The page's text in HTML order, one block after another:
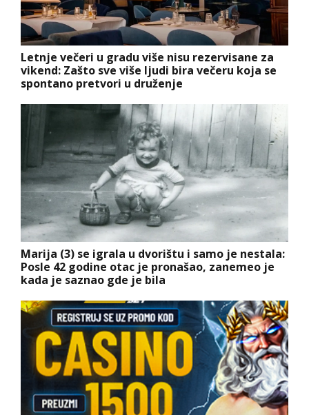
Letnje večeri u gradu više nisu rezervisane za
vikend: Zašto sve više ljudi bira večeru koja se
spontano pretvori u druženje
Marija (3) se igrala u dvorištu i samo je nestala:
Posle 42 godine otac je pronašao, zanemeo je
kada je saznao gde je bila